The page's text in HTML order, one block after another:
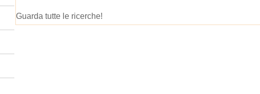
Guarda tutte le ricerche!